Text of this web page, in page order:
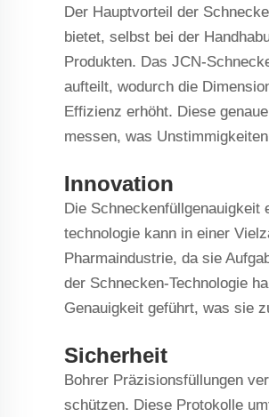
Der Hauptvorteil der
bietet, selbst bei der
Produkten. Das JCN-
aufteilt, wodurch die
Effizienz erhöht. Diese
messen, was
Innovation
Die
technologie kann in einer
Pharmaindustrie, da sie
der Schnecken-Technologie
Genauigkeit geführt, was sie
Sicherheit
Bohrer Präzisionsfüllungen
schützen. Diese Protokolle